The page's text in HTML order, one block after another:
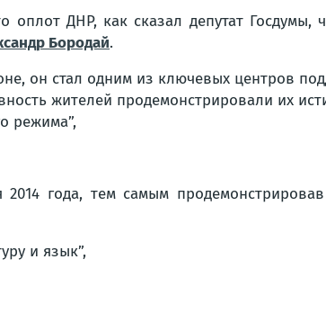
оплот ДНР, как сказал депутат Госдумы,
Бородай.
он стал одним из ключевых центров
жителей продемонстрировали их
режима”,
года, тем самым
и язык”,